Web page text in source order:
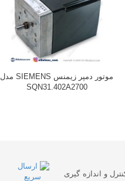
موتور دمپر زیمنس SIEMENS مدل
SQN31.402A2700
و اندازه گیری